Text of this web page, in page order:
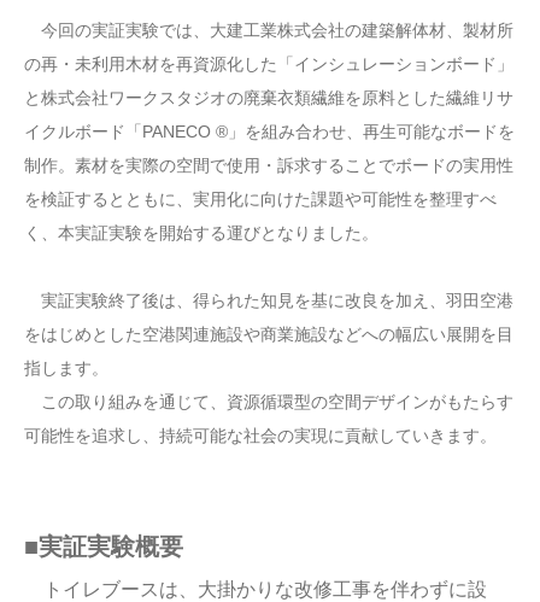
今回の実証実験では、大建工業株式会社の建築解体材、製材所
の再・未利用木材を再資源化した「インシュレーションボード」
と株式会社ワークスタジオの廃棄衣類繊維を原料とした繊維リサ
イクルボード「PANECO ®」を組み合わせ、再生可能なボードを
制作。素材を実際の空間で使用・訴求することでボードの実用性
を検証するとともに、実用化に向けた課題や可能性を整理すべ
く、本実証実験を開始する運びとなりました。
実証実験終了後は、得られた知見を基に改良を加え、羽田空港
をはじめとした空港関連施設や商業施設などへの幅広い展開を目
指します。
この取り組みを通じて、資源循環型の空間デザインがもたらす
可能性を追求し、持続可能な社会の実現に貢献していきます。
■実証実験概要
トイレブースは、大掛かりな改修工事を伴わずに設